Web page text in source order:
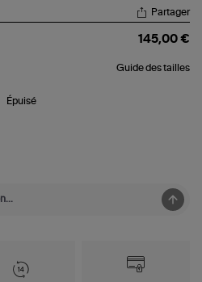
Partager
145,00 €
Guide des tailles
Épuisé